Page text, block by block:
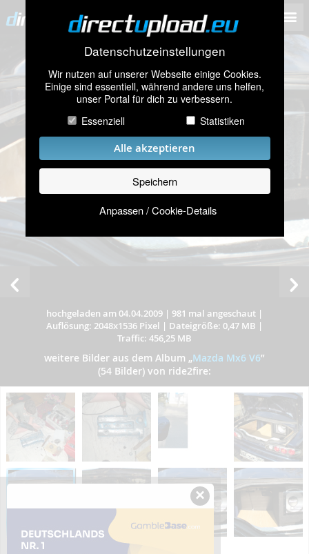
Datenschutzeinstellungen
Wir nutzen auf unserer Webseite einige Cookies.
Einige sind essentiell, während andere uns helfen,
unser Portal für dich zu verbessern.
Essenziell
Statistiken
Alle akzeptieren
Speichern
Anpassen / Cookie-Details
hochgeladen am 04.04.2009 | 981 mal angeschaut |
Auflösung: 2048x1536 Pixel | Dateigröße: 0,47 MB |
Traffic: 456,25 MB
weitere Bilder aus dem Album „Mazda Mx6 V6”
(54 Bilder) von ride2fire:
×